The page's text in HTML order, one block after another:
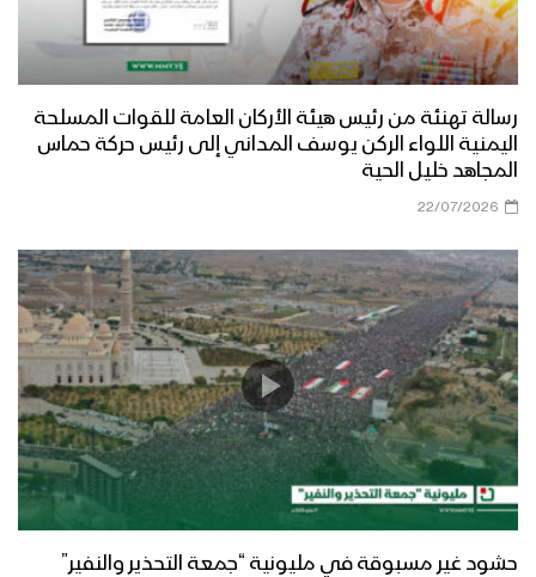
رسالة تهنئة من رئيس هيئة الأركان العامة للقوات المسلحة
اليمنية اللواء الركن يوسف المداني إلى رئيس حركة حماس
المجاهد خليل الحية
22/07/2026
حشود غير مسبوقة في مليونية “جمعة التحذير والنفير”